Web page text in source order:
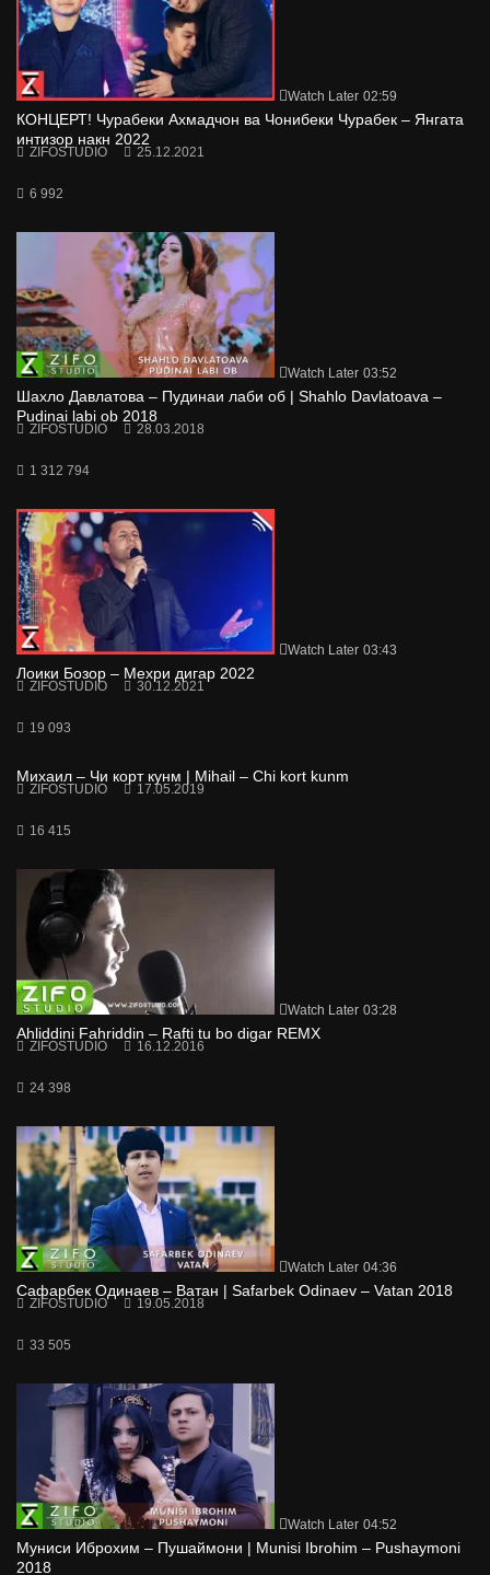
Watch Later 02:59
КОНЦЕРТ! Чурабеки Ахмадчон ва Чонибеки Чурабек – Янгата
интизор накн 2022
ZIFOSTUDIO 25.12.2021
6 992
Watch Later 03:52
Шахло Давлатова – Пудинаи лаби об | Shahlo Davlatoava –
Pudinai labi ob 2018
ZIFOSTUDIO 28.03.2018
1 312 794
Watch Later 03:43
Лоики Бозор – Мехри дигар 2022
ZIFOSTUDIO 30.12.2021
19 093
Михаил – Чи корт кунм | Mihail – Chi kort kunm
ZIFOSTUDIO 17.05.2019
16 415
Watch Later 03:28
Ahliddini Fahriddin – Rafti tu bo digar REMX
ZIFOSTUDIO 16.12.2016
24 398
Watch Later 04:36
Сафарбек Одинаев – Ватан | Safarbek Odinaev – Vatan 2018
ZIFOSTUDIO 19.05.2018
33 505
Watch Later 04:52
Муниси Иброхим – Пушаймони | Munisi Ibrohim – Pushaymoni
2018